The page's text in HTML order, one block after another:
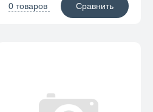
0 товаров Сравнить